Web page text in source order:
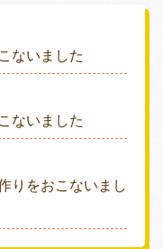
ないました
ないました
りをおこないまし